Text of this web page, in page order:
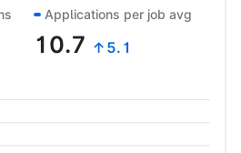
Applications per job avg
10.7 ↑5.1